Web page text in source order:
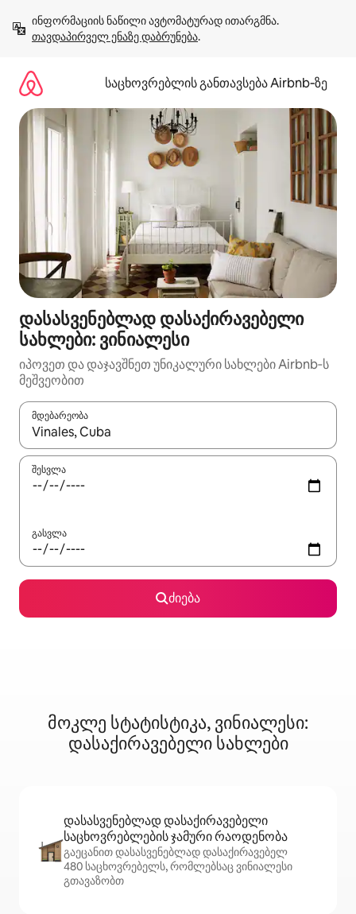
გადასვლა
თავდაპირველ ენაზე დაბრუნება.
საცხოვრებლის განთავსება Airbnb‑ზე
დასასვენებლად დასაქირავებელი
სახლები: ვინიალესი
იპოვეთ და დაჯავშნეთ უნიკალური სახლები Airbnb‑ს
მეშვეობით
მდებარეობა
როცა შედეგები ხელმისაწვდომი გახდება, ნავიგაციისთვის
შესვლა
გასვლა
ძიება
მოკლე სტატისტიკა, ვინიალესი:
დასაქირავებელი სახლები
დასასვენებლად დასაქირავებელი
საცხოვრებლების ჯამური რაოდენობა
გაეცანით დასასვენებლად დასაქირავებელ
480 საცხოვრებელს, რომლებსაც ვინიალესი
გთავაზობთ